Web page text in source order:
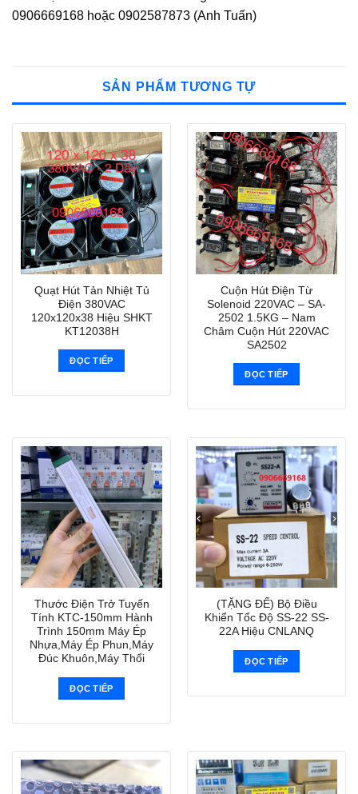
0906669168 hoặc 0902587873 (Anh Tuấn)
SẢN PHẨM TƯƠNG TỰ
Quạt Hút Tản Nhiệt Tủ
Điện 380VAC
120x120x38 Hiệu SHKT
KT12038H
ĐỌC TIẾP
Cuộn Hút Điện Từ
Solenoid 220VAC – SA-
2502 1.5KG – Nam
Châm Cuộn Hút 220VAC
SA2502
ĐỌC TIẾP
Thước Điện Trở Tuyến
Tính KTC-150mm Hành
Trình 150mm Máy Ép
Nhựa,Máy Ép Phun,Máy
Đúc Khuôn,Máy Thổi
ĐỌC TIẾP
(TẶNG ĐẾ) Bộ Điều
Khiển Tốc Độ SS-22 SS-
22A Hiệu CNLANQ
ĐỌC TIẾP